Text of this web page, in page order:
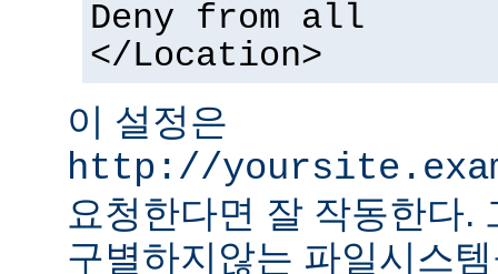
Deny from all
</Location>
이 설정은
http://
요청한다면 잘 작동한다.
구별하지않는 파일시스